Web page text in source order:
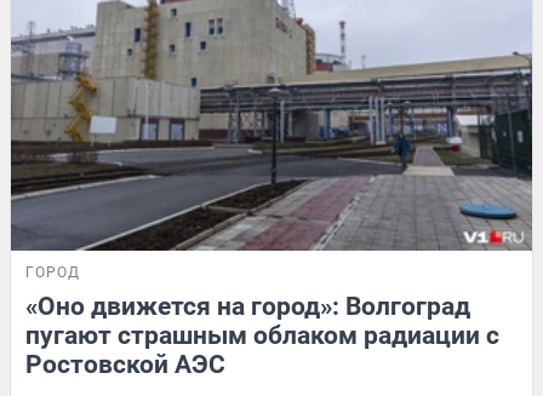
ГОРОД
«Оно движется на город»: Волгоград
пугают страшным облаком радиации с
Ростовской АЭС